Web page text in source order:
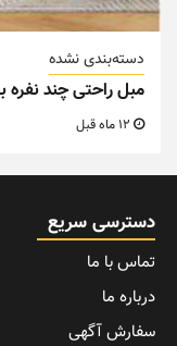
دسته‌بندی نشده
مبل راحتی چند نفره
دسترسی سریع
تماس با ما
درباره ما
سفارش آگهی